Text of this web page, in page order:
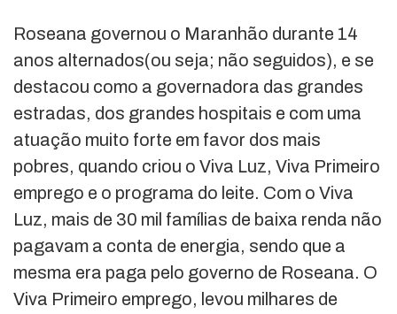
Roseana governou o Maranhão durante 14
anos alternados(ou seja; não seguidos), e se
destacou como a governadora das grandes
estradas, dos grandes hospitais e com uma
atuação muito forte em favor dos mais
pobres, quando criou o Viva Luz, Viva Primeiro
emprego e o programa do leite. Com o Viva
Luz, mais de 30 mil famílias de baixa renda não
pagavam a conta de energia, sendo que a
mesma era paga pelo governo de Roseana. O
Viva Primeiro emprego, levou milhares de